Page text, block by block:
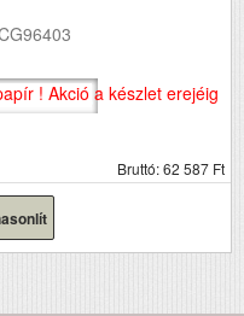
! Akció a készlet erejéig
Bruttó: 62 587 Ft